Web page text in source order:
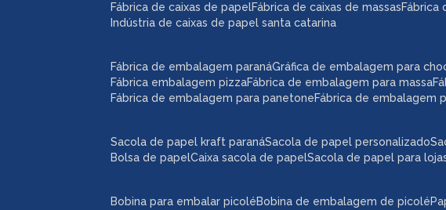
bobina para embalar picolé
bobina de embalagem de picolé
fábrica de caixas de papel fábrica de caixas de massas fábrica
indústria de caixas de papel santa catarina
gráfica de embalagem para
fábrica de embalagem para massa
fábrica de embalagem para panetone
fábrica embalagem pizza
fábrica de embalagem
fábrica de embalagem paraná
sacola de papel personalizado
bolsa de papel
caixa sacola de papel sacola de papel para
sacola de papel kraft paraná